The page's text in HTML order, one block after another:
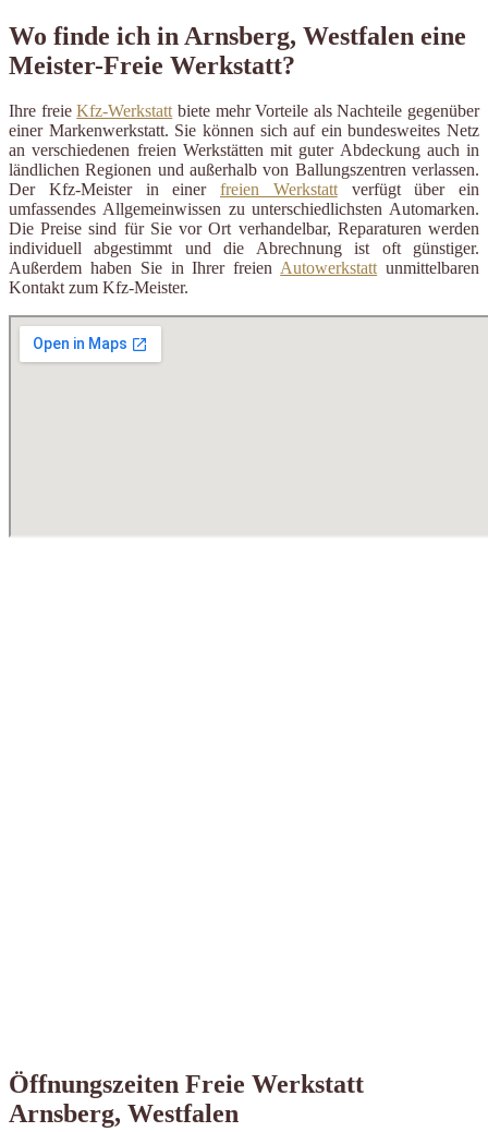
Wo finde ich in Arnsberg, Westfalen eine
Meister-Freie Werkstatt?
Ihre freieKfz-Werkstattbiete mehr Vorteile als Nachteile gegenüber
einer Markenwerkstatt. Sie können sich auf ein bundesweites Netz
an verschiedenen freien Werkstätten mit guter Abdeckung auch in
ländlichen Regionen und außerhalb von Ballungszentren verlassen.
Der Kfz-Meister in einer freien Werkstattverfügt über ein
umfassendes Allgemeinwissen zu unterschiedlichsten Automarken.
Die Preise sind für Sie vor Ort verhandelbar, Reparaturen werden
individuell abgestimmt und die Abrechnung ist oft günstiger.
Außerdem haben Sie in Ihrer freienAutowerkstattunmittelbaren
Kontakt zum Kfz-Meister.
Öffnungszeiten Freie Werkstatt
Arnsberg, Westfalen